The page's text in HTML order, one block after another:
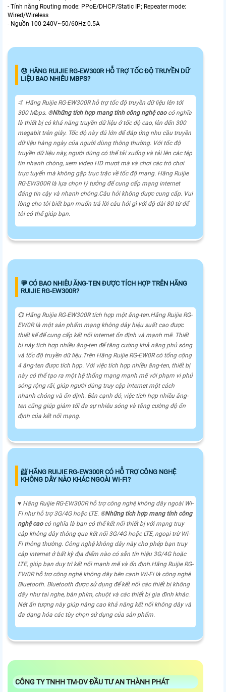
- Tính năng Routing mode: PPoE/DHCP/Static IP; Repeater mode:
Wired/Wireless
- Nguồn 100-240V~50/60Hz 0.5A
😓 HÃNG RUIJIE RG-EW300R HỖ TRỢ TỐC ĐỘ TRUYỀN DỮ
LIỆU BAO NHIÊU MBPS?
🤙 Hãng Ruijie RG-EW300R hỗ trợ tốc độ truyền dữ liệu lên tới
300 Mbps. ®️Những tích hợp mang tính công nghệ caocó nghĩa
là thiết bị có khả năng truyền dữ liệu ở tốc độ cao, lên đến 300
megabit trên giây. Tốc độ này đủ lớn để đáp ứng nhu cầu truyền
dữ liệu hàng ngày của người dùng thông thường. Với tốc độ
truyền dữ liệu này, người dùng có thể tải xuống và tải lên các tệp
tin nhanh chóng, xem video HD mượt mà và chơi các trò chơi
trực tuyến mà không gặp trục trặc về tốc độ mạng. Hãng Ruijie
RG-EW300R là lựa chọn lý tưởng để cung cấp mạng internet
đáng tin cậy và nhanh chóng.Câu hỏi không được cung cấp. Vui
lòng cho tôi biết bạn muốn trả lời câu hỏi gì với độ dài 80 từ để
tôi có thể giúp bạn.
️💬 CÓ BAO NHIÊU ĂNG-TEN ĐƯỢC TÍCH HỢP TRÊN HÃNG
RUIJIE RG-EW300R?
💞 Hãng Ruijie RG-EW300R tích hợp một ăng-ten.Hãng Ruijie RG-
EW0R là một sản phẩm mạng không dây hiệu suất cao được
thiết kế để cung cấp kết nối internet ổn định và mạnh mẽ. Thiết
bị này tích hợp nhiều ăng-ten để tăng cường khả năng phủ sóng
và tốc độ truyền dữ liệu.Trên Hãng Ruijie RG-EW0R có tổng cộng
4 ăng-ten được tích hợp. Với việc tích hợp nhiều ăng-ten, thiết bị
này có thể tạo ra một hệ thống mạng mạnh mẽ với phạm vi phủ
sóng rộng rãi, giúp người dùng truy cập internet một cách
nhanh chóng và ổn định. Bên cạnh đó, việc tích hợp nhiều ăng-
ten cũng giúp giảm tối đa sự nhiễu sóng và tăng cường độ ổn
định của kết nối mạng.
📨 HÃNG RUIJIE RG-EW300R CÓ HỖ TRỢ CÔNG NGHỆ
KHÔNG DÂY NÀO KHÁC NGOÀI WI-FI?
♥️ Hãng Ruijie RG-EW300R hỗ trợ công nghệ không dây ngoài Wi-
Fi như hỗ trợ 3G/4G hoặc LTE. ®️Những tích hợp mang tính công
nghệ caocó nghĩa là bạn có thể kết nối thiết bị với mạng truy
cập không dây thông qua kết nối 3G/4G hoặc LTE, ngoại trừ Wi-
Fi thông thường. Công nghệ không dây này cho phép bạn truy
cập internet ở bất kỳ địa điểm nào có sẵn tín hiệu 3G/4G hoặc
LTE, giúp bạn duy trì kết nối mạnh mẽ và ổn định.Hãng Ruijie RG-
EW0R hỗ trợ công nghệ không dây bên cạnh Wi-Fi là công nghệ
Bluetooth. Bluetooth được sử dụng để kết nối các thiết bị không
dây như tai nghe, bàn phím, chuột và các thiết bị gia đình khác.
Nét ấn tượng này giúp nâng cao khả năng kết nối không dây và
đa dạng hóa các tùy chọn sử dụng của sản phẩm.
CÔNG TY TNHH TM-DV ĐẦU TƯ AN THÀNH PHÁT